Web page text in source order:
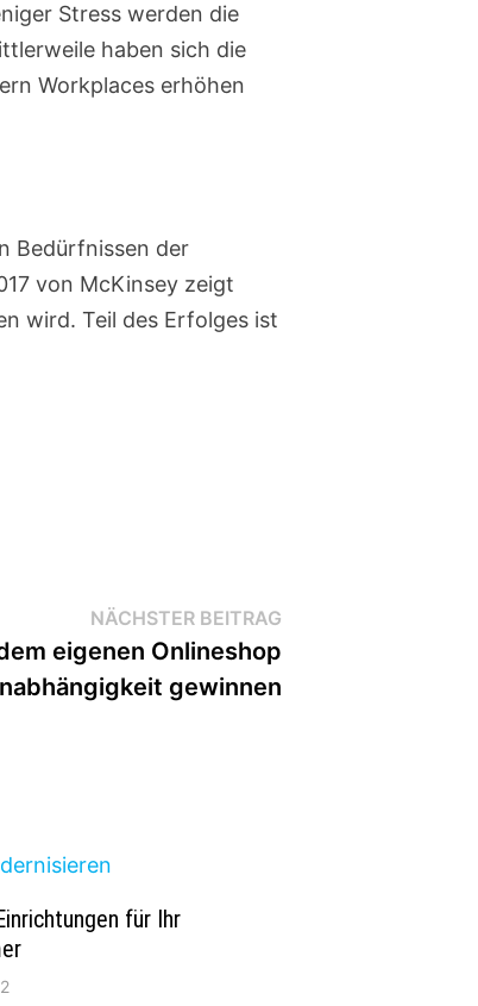
Stress werden die
haben sich die
Workplaces erhöhen
Bedürfnissen der
von McKinsey zeigt
wird. Teil des Erfolges ist
NÄCHSTER BEITRAGNächster
Beitrag:
eigenen Onlineshop
gewinnen
für Ihr